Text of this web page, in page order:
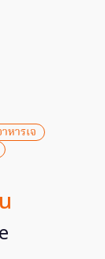
หารเจ